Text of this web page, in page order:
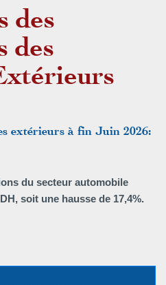
des
des
extérieurs à fin Juin 2026:
du secteur automobile
soit une hausse de 17,4%.